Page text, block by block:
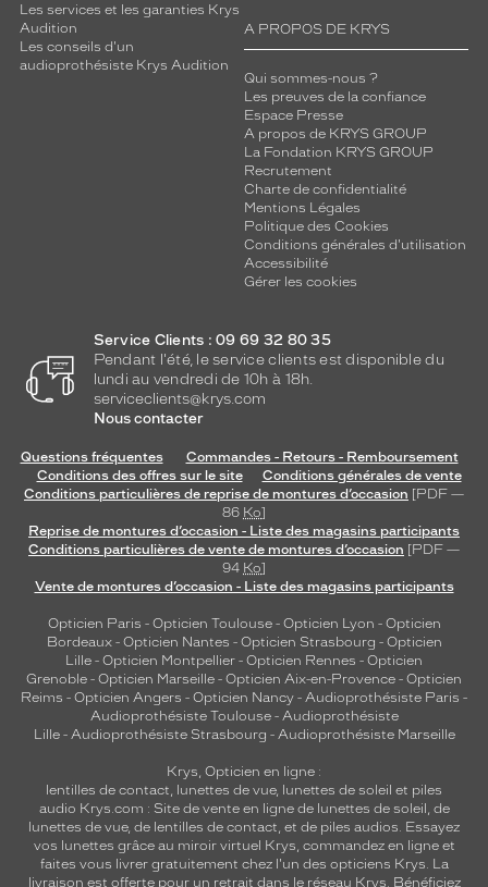
Les services et les garanties Krys
Audition
Les conseils d'un
audioprothésiste Krys Audition
A PROPOS DE KRYS
Qui sommes-nous ?
Les preuves de la confiance
Espace Presse
A propos de KRYS GROUP
La Fondation KRYS GROUP
Recrutement
Charte de confidentialité
Mentions Légales
Politique des Cookies
Conditions générales d'utilisation
Accessibilité
Gérer les cookies
Service Clients : 09 69 32 80 35
Pendant l'été, le service clients est disponible du
lundi au vendredi de 10h à 18h.
serviceclients@krys.com
Nous contacter
Questions fréquentes
Commandes - Retours - Remboursement
Conditions des offres sur le site
Conditions générales de vente
Conditions particulières de reprise de montures d’occasion [PDF —
86 Ko]
Reprise de montures d’occasion - Liste des magasins participants
Conditions particulières de vente de montures d’occasion [PDF —
94 Ko]
Vente de montures d’occasion - Liste des magasins participants
Opticien Paris - Opticien Toulouse- Opticien Lyon - Opticien
Bordeaux- Opticien Nantes - Opticien Strasbourg - Opticien
Lille - Opticien Montpellier - Opticien Rennes - Opticien
Grenoble - Opticien Marseille - Opticien Aix-en-Provence - Opticien
Reims - Opticien Angers - Opticien Nancy - Audioprothésiste Paris -
Audioprothésiste Toulouse- Audioprothésiste
Lille- Audioprothésiste Strasbourg - Audioprothésiste Marseille
Krys, Opticien en ligne :
lentilles de contact lunettes de vue, lunettes de soleil et piles
audio Krys.com : Site de vente en ligne de lunettes de soleil, de
lunettes de vue, de lentilles de contact , et de piles audios. Essayez
vos lunettes grâce au miroir virtuel Krys, commandez en ligne et
faites vous livrer gratuitement chez l'un des opticiens Krys. La
livraison est offerte pour un retrait dans le réseau Krys. Bénéficiez